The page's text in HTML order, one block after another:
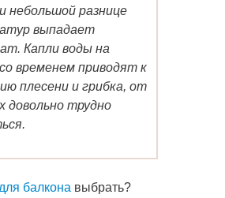
небольшой разнице
выпадает
Капли воды на
временем приводят к
плесени и грибка, от
довольно трудно
балкона выбрать?